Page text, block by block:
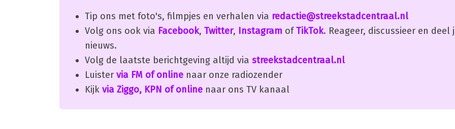
Tip ons met foto's, filmpjes en verhalen via redactie@streekstadcentraal.nl
Volg ons ook via Facebook, Twitter, Instagram ofTikTok. Reageer, discussieer en deel
nieuws.
Volg de laatste berichtgeving altijd via streekstadcentraal.nl
Luister via FM of online naar onze radiozender
Kijk via Ziggo, KPN of online naar ons TV kanaal